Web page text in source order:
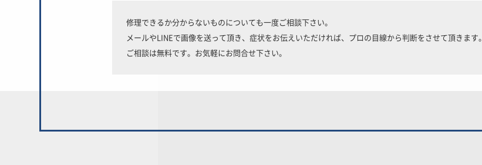
修理できるか分からないものについても一度ご相談下さい。
メールやLINEで画像を送って頂き、症状をお伝えいただければ、プロの目線から判断をさせて頂きます。
ご相談は無料です。お気軽にお問合せ下さい。